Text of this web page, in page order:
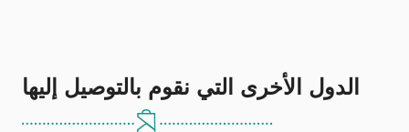
الدول الأخرى التي نقوم بالتوصيل إليها